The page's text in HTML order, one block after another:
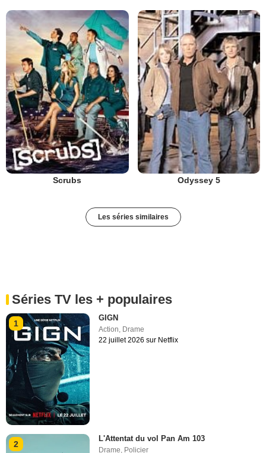
Scrubs Odyssey 5
Les séries similaires
Séries TV les + populaires
1
GIGN
Action, Drame
22 juillet 2026 sur Netflix
2
L'Attentat du vol Pan Am 103
Drame, Policier